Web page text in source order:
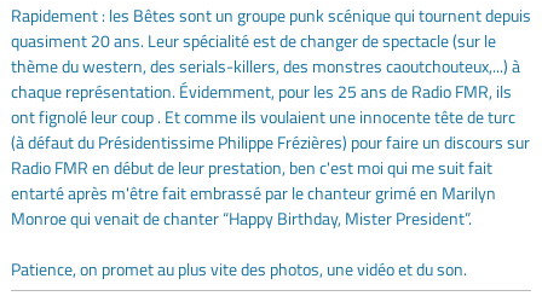
Rapidement : les Bêtes sont un groupe punk scénique qui tournent depuis
quasiment 20 ans. Leur spécialité est de changer de spectacle (sur le
thème du western, des serials-killers, des monstres caoutchouteux,...) à
chaque représentation. Évidemment, pour les 25 ans de Radio FMR, ils
ont fignolé leur coup . Et comme ils voulaient une innocente tête de turc
(à défaut du Présidentissime Philippe Frézières) pour faire un discours sur
Radio FMR en début de leur prestation, ben c'est moi qui me suit fait
entarté après m'être fait embrassé par le chanteur grimé en Marilyn
Monroe qui venait de chanter “Happy Birthday, Mister President”.
Patience, on promet au plus vite des photos, une vidéo et du son.